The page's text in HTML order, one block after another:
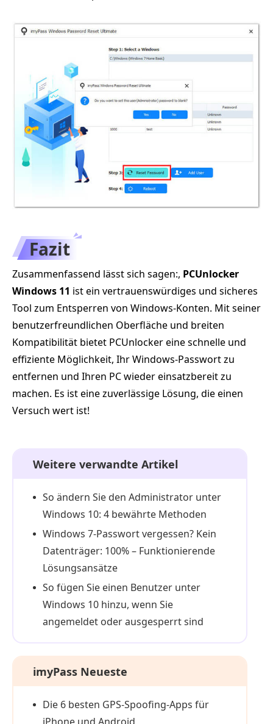
Fazit
Zusammenfassend lässt sich sagen:, PCUnlocker
Windows 11 ist ein vertrauenswürdiges und sicheres
Tool zum Entsperren von Windows-Konten. Mit seiner
benutzerfreundlichen Oberfläche und breiten
Kompatibilität bietet PCUnlocker eine schnelle und
effiziente Möglichkeit, Ihr Windows-Passwort zu
entfernen und Ihren PC wieder einsatzbereit zu
machen. Es ist eine zuverlässige Lösung, die einen
Versuch wert ist!
Weitere verwandte Artikel
So ändern Sie den Administrator unter
Windows 10: 4 bewährte Methoden
Windows 7-Passwort vergessen? Kein
Datenträger: 100% – Funktionierende
Lösungsansätze
So fügen Sie einen Benutzer unter
Windows 10 hinzu, wenn Sie
angemeldet oder ausgesperrt sind
imyPass Neueste
Die 6 besten GPS-Spoofing-Apps für